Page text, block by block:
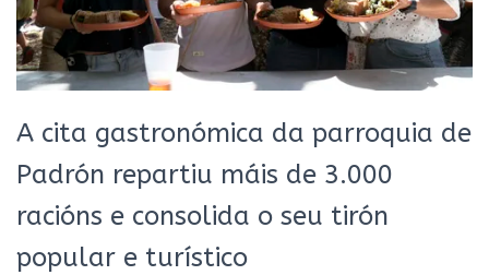
A cita gastronómica da parroquia de
Padrón repartiu máis de 3.000
racións e consolida o seu tirón
popular e turístico